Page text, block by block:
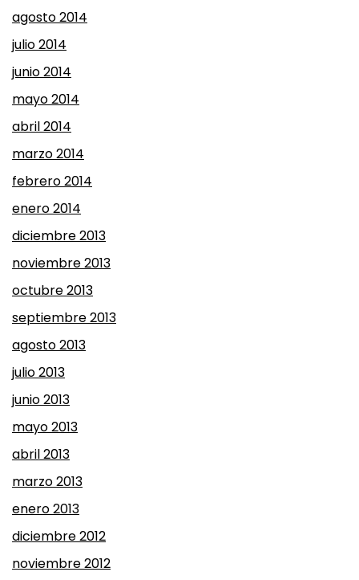
agosto 2014
julio 2014
junio 2014
mayo 2014
abril 2014
marzo 2014
febrero 2014
enero 2014
diciembre 2013
noviembre 2013
octubre 2013
septiembre 2013
agosto 2013
julio 2013
junio 2013
mayo 2013
abril 2013
marzo 2013
enero 2013
diciembre 2012
noviembre 2012